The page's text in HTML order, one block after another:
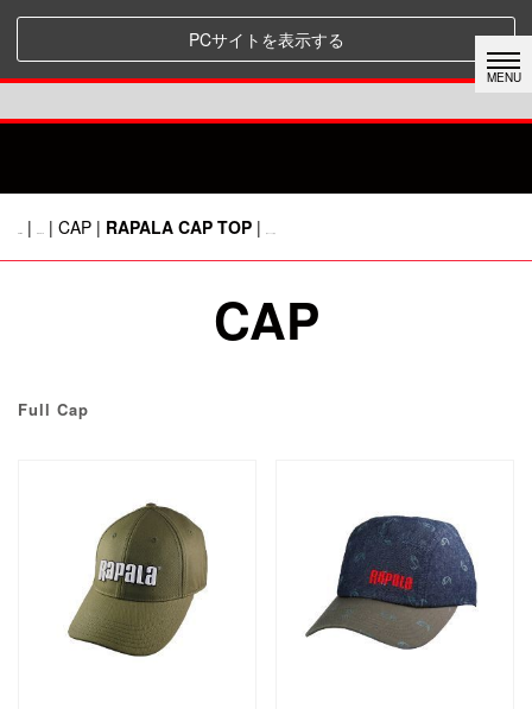
PCサイトを表示する
| | CAP | RAPALA CAP TOP |
CAP
Full Cap